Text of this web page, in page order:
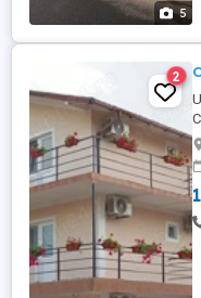
5
2